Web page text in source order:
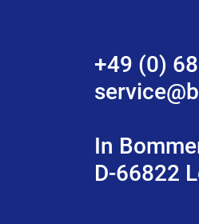
+49 (0)
In
D-66822